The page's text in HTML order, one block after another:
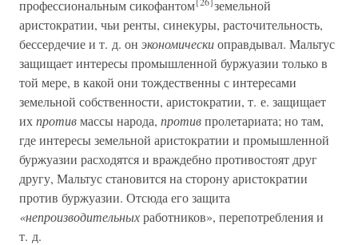
профессиональным сикофантом
земельной
аристократии, чьи ренты, синекуры, расточительность,
бессердечие и т. д. он экономическиоправдывал. Мальтус
защищает интересы промышленной буржуазии только в
той мере, в какой они тождественны с интересами
земельной собственности, аристократии, т. е. защищает
ихпротивмассы народа, противпролетариата; но там,
где интересы земельной аристократии и промышленной
буржуазии расходятся и враждебно противостоят друг
другу, Мальтус становится на сторону аристократии
против буржуазии. Отсюда его защита
«непроизводительныхработников», перепотребления и
т. д.